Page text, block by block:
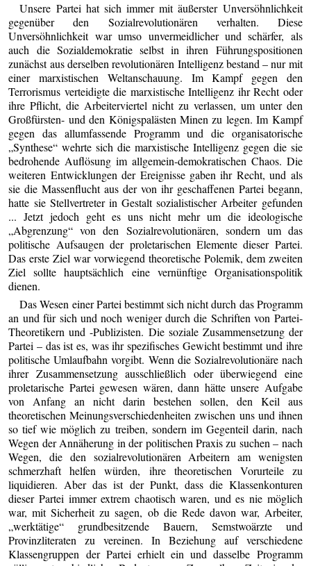
Unsere Partei hat sich immer mit äußerster Unversöhnlichkeit
gegenüber den Sozialrevolutionären verhalten. Diese
Unversöhnlichkeit war umso unvermeidlicher und schärfer, als
auch die Sozialdemokratie selbst in ihren Führungspositionen
zunächst aus derselben revolutionären Intelligenz bestand – nur mit
einer marxistischen Weltanschauung. Im Kampf gegen den
Terrorismus verteidigte die marxistische Intelligenz ihr Recht oder
ihre Pflicht, die Arbeiterviertel nicht zu verlassen, um unter den
Großfürsten- und den Königspalästen Minen zu legen. Im Kampf
gegen das allumfassende Programm und die organisatorische
„Synthese“ wehrte sich die marxistische Intelligenz gegen die sie
bedrohende Auflösung im allgemein-demokratischen Chaos. Die
weiteren Entwicklungen der Ereignisse gaben ihr Recht, und als
sie die Massenflucht aus der von ihr geschaffenen Partei begann,
hatte sie Stellvertreter in Gestalt sozialistischer Arbeiter gefunden
... Jetzt jedoch geht es uns nicht mehr um die ideologische
„Abgrenzung“ von den Sozialrevolutionären, sondern um das
politische Aufsaugen der proletarischen Elemente dieser Partei.
Das erste Ziel war vorwiegend theoretische Polemik, dem zweiten
Ziel sollte hauptsächlich eine vernünftige Organisationspolitik
dienen.
Das Wesen einer Partei bestimmt sich nicht durch das Programm
an und für sich und noch weniger durch die Schriften von Partei-
Theoretikern und -Publizisten. Die soziale Zusammensetzung der
Partei – das ist es, was ihr spezifisches Gewicht bestimmt und ihre
politische Umlaufbahn vorgibt. Wenn die Sozialrevolutionäre nach
ihrer Zusammensetzung ausschließlich oder überwiegend eine
proletarische Partei gewesen wären, dann hätte unsere Aufgabe
von Anfang an nicht darin bestehen sollen, den Keil aus
theoretischen Meinungsverschiedenheiten zwischen uns und ihnen
so tief wie möglich zu treiben, sondern im Gegenteil darin, nach
Wegen der Annäherung in der politischen Praxis zu suchen – nach
Wegen, die den sozialrevolutionären Arbeitern am wenigsten
schmerzhaft helfen würden, ihre theoretischen Vorurteile zu
liquidieren. Aber das ist der Punkt, dass die Klassenkonturen
dieser Partei immer extrem chaotisch waren, und es nie möglich
war, mit Sicherheit zu sagen, ob die Rede davon war, Arbeiter,
„werktätige“ grundbesitzende Bauern, Semstwoärzte und
Provinzliteraten zu vereinen. In Beziehung auf verschiedene
Klassengruppen der Partei erhielt ein und dasselbe Programm